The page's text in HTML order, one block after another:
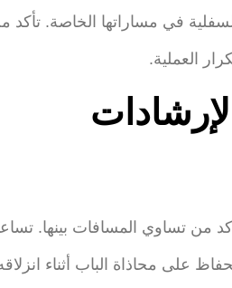
في مساراتها الخاصة. تأكد
العملية.
من تساوي المسافات بينها.
على محاذاة الباب أثناء انزلاقه.